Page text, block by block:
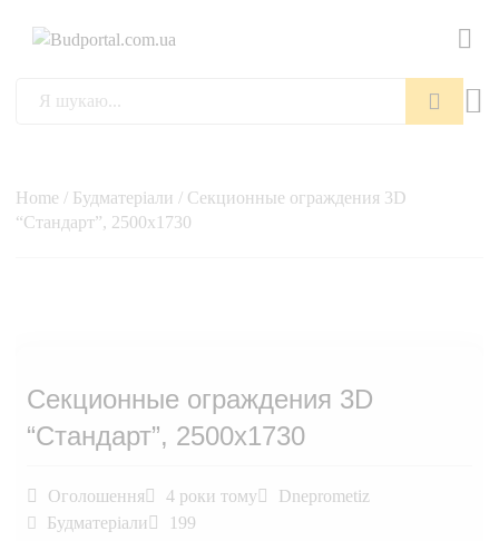
Home / Будматеріали / Секционные ограждения 3D
“Стандарт”, 2500х1730
Секционные ограждения 3D
“Стандарт”, 2500х1730
Оголошення 4 роки тому
Dneprometiz
Будматеріали
199